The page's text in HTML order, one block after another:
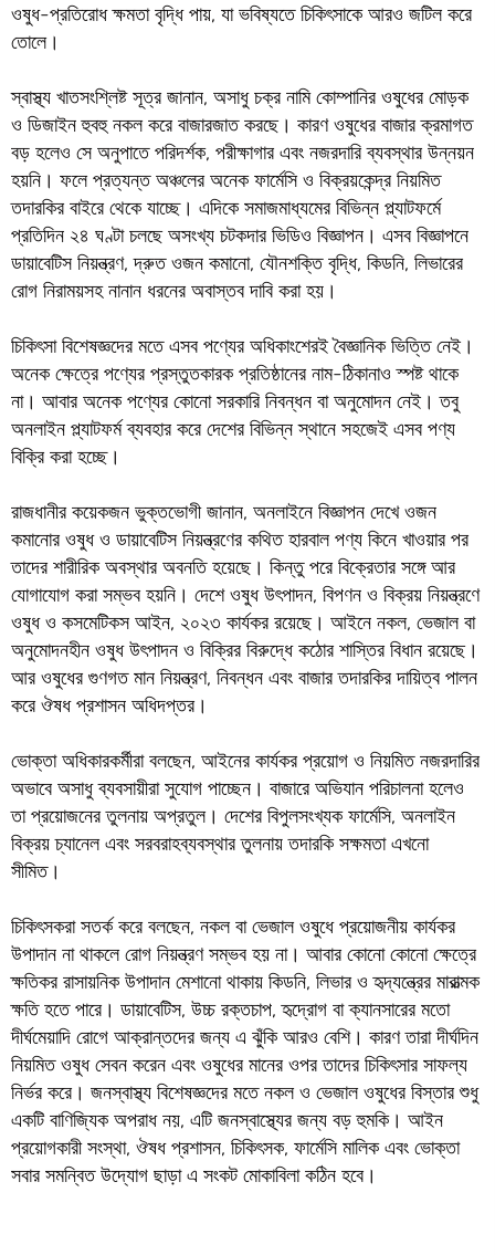
ওষুধ-প্রতিরোধ ক্ষমতা বৃদ্ধি পায়, যা ভবিষ্যতে চিকিৎসাকে আরও জটিল করে
তোলে।
স্বাস্থ্য খাতসংশ্লিষ্ট সূত্র জানান, অসাধু চক্র নামি কোম্পানির ওষুধের মোড়ক
ও ডিজাইন হুবহু নকল করে বাজারজাত করছে। কারণ ওষুধের বাজার ক্রমাগত
বড় হলেও সে অনুপাতে পরিদর্শক, পরীক্ষাগার এবং নজরদারি ব্যবস্থার উন্নয়ন
হয়নি। ফলে প্রত্যন্ত অঞ্চলের অনেক ফার্মেসি ও বিক্রয়কেন্দ্র নিয়মিত
তদারকির বাইরে থেকে যাচ্ছে। এদিকে সমাজমাধ্যমের বিভিন্ন প্ল্যাটফর্মে
প্রতিদিন ২৪ ঘণ্টা চলছে অসংখ্য চটকদার ভিডিও বিজ্ঞাপন। এসব বিজ্ঞাপনে
ডায়াবেটিস নিয়ন্ত্রণ, দ্রুত ওজন কমানো, যৌনশক্তি বৃদ্ধি, কিডনি, লিভারের
রোগ নিরাময়সহ নানান ধরনের অবাস্তব দাবি করা হয়।
চিকিৎসা বিশেষজ্ঞদের মতে এসব পণ্যের অধিকাংশেরই বৈজ্ঞানিক ভিত্তি নেই।
অনেক ক্ষেত্রে পণ্যের প্রস্তুতকারক প্রতিষ্ঠানের নাম-ঠিকানাও স্পষ্ট থাকে
না। আবার অনেক পণ্যের কোনো সরকারি নিবন্ধন বা অনুমোদন নেই। তবু
অনলাইন প্ল্যাটফর্ম ব্যবহার করে দেশের বিভিন্ন স্থানে সহজেই এসব পণ্য
বিক্রি করা হচ্ছে।
রাজধানীর কয়েকজন ভুক্তভোগী জানান, অনলাইনে বিজ্ঞাপন দেখে ওজন
কমানোর ওষুধ ও ডায়াবেটিস নিয়ন্ত্রণের কথিত হারবাল পণ্য কিনে খাওয়ার পর
তাদের শারীরিক অবস্থার অবনতি হয়েছে। কিন্তু পরে বিক্রেতার সঙ্গে আর
যোগাযোগ করা সম্ভব হয়নি। দেশে ওষুধ উৎপাদন, বিপণন ও বিক্রয় নিয়ন্ত্রণে
ওষুধ ও কসমেটিকস আইন, ২০২৩ কার্যকর রয়েছে। আইনে নকল, ভেজাল বা
অনুমোদনহীন ওষুধ উৎপাদন ও বিক্রির বিরুদ্ধে কঠোর শাস্তির বিধান রয়েছে।
আর ওষুধের গুণগত মান নিয়ন্ত্রণ, নিবন্ধন এবং বাজার তদারকির দায়িত্ব পালন
করে ঔষধ প্রশাসন অধিদপ্তর।
ভোক্তা অধিকারকর্মীরা বলছেন, আইনের কার্যকর প্রয়োগ ও নিয়মিত নজরদারির
অভাবে অসাধু ব্যবসায়ীরা সুযোগ পাচ্ছেন। বাজারে অভিযান পরিচালনা হলেও
তা প্রয়োজনের তুলনায় অপ্রতুল। দেশের বিপুলসংখ্যক ফার্মেসি, অনলাইন
বিক্রয় চ্যানেল এবং সরবরাহব্যবস্থার তুলনায় তদারকি সক্ষমতা এখনো
সীমিত।
চিকিৎসকরা সতর্ক করে বলছেন, নকল বা ভেজাল ওষুধে প্রয়োজনীয় কার্যকর
উপাদান না থাকলে রোগ নিয়ন্ত্রণ সম্ভব হয় না। আবার কোনো কোনো ক্ষেত্রে
ক্ষতিকর রাসায়নিক উপাদান মেশানো থাকায় কিডনি, লিভার ও হৃদ্যন্ত্রের মারাত্মক
ক্ষতি হতে পারে। ডায়াবেটিস, উচ্চ রক্তচাপ, হৃদ্রোগ বা ক্যানসারের মতো
দীর্ঘমেয়াদি রোগে আক্রান্তদের জন্য এ ঝুঁকি আরও বেশি। কারণ তারা দীর্ঘদিন
নিয়মিত ওষুধ সেবন করেন এবং ওষুধের মানের ওপর তাদের চিকিৎসার সাফল্য
নির্ভর করে। জনস্বাস্থ্য বিশেষজ্ঞদের মতে নকল ও ভেজাল ওষুধের বিস্তার শুধু
একটি বাণিজ্যিক অপরাধ নয়, এটি জনস্বাস্থ্যের জন্য বড় হুমকি। আইন
প্রয়োগকারী সংস্থা, ঔষধ প্রশাসন, চিকিৎসক, ফার্মেসি মালিক এবং ভোক্তা
সবার সমন্বিত উদ্যোগ ছাড়া এ সংকট মোকাবিলা কঠিন হবে।